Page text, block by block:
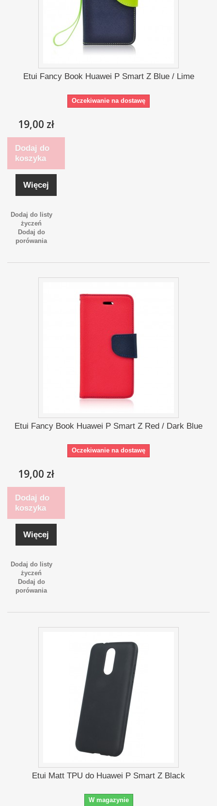
Etui Fancy Book Huawei P Smart Z Blue / Lime
Oczekiwanie na dostawę
19,00 zł
Dodaj do
koszyka
Więcej
Dodaj do listy
życzeń
Dodaj do
porówania
Etui Fancy Book Huawei P Smart Z Red / Dark Blue
Oczekiwanie na dostawę
19,00 zł
Dodaj do
koszyka
Więcej
Dodaj do listy
życzeń
Dodaj do
porówania
Etui Matt TPU do Huawei P Smart Z Black
W magazynie